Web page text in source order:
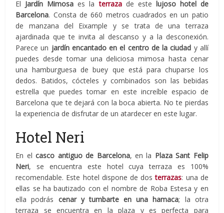
El Jardín Mimosa es laterraza de este lujoso hotel de
Barcelona. Consta de 660 metros cuadrados en un patio
de manzana del Eixample y se trata de una terraza
ajardinada que te invita al descanso y a la desconexión.
Parece un jardín encantado en el centro de la ciudad y allí
puedes desde tomar una deliciosa mimosa hasta cenar
una hamburguesa de buey que está para chuparse los
dedos. Batidos, cócteles y combinados son las bebidas
estrella que puedes tomar en este increíble espacio de
Barcelona que te dejará con la boca abierta. No te pierdas
la experiencia de disfrutar de un atardecer en este lugar.
Hotel Neri
En el casco antiguo de Barcelona, en la Plaza Sant Felip
Neri, se encuentra este hotel cuya terraza es 100%
recomendable. Este hotel dispone de dosterrazas: una de
ellas se ha bautizado con el nombre de Roba Estesa y en
ella podrás cenar y tumbarte en una hamaca; la otra
terraza se encuentra en la plaza y es perfecta para